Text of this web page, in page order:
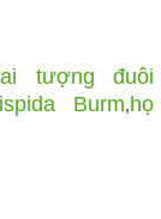
tượng đuôi
Burm,họ